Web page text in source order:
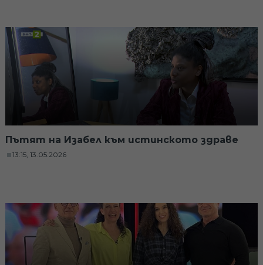
Пътят на Изабел към истинското здраве
13:15, 13.05.2026